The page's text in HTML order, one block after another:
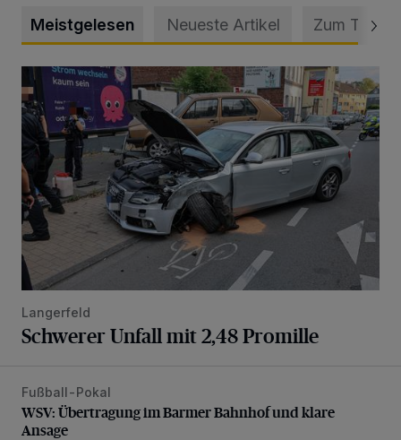
Meistgelesen Neueste Artikel Zum Thema
Schwerer Unfall mit 2,48 Promille
Langerfeld
Schwerer Unfall mit 2,48 Promille
WSV: Übertragung im Barmer Bahnhof und klare Ansage
Fußball-Pokal
WSV: Übertragung im Barmer Bahnhof und klare
Ansage